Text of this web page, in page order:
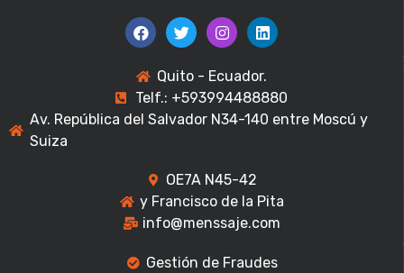
Quito - Ecuador.
Telf.: +593994488880
Av. República del Salvador N34-140 entre Moscú y
Suiza
OE7A N45-42
y Francisco de la Pita
info@menssaje.com
Gestión de Fraudes